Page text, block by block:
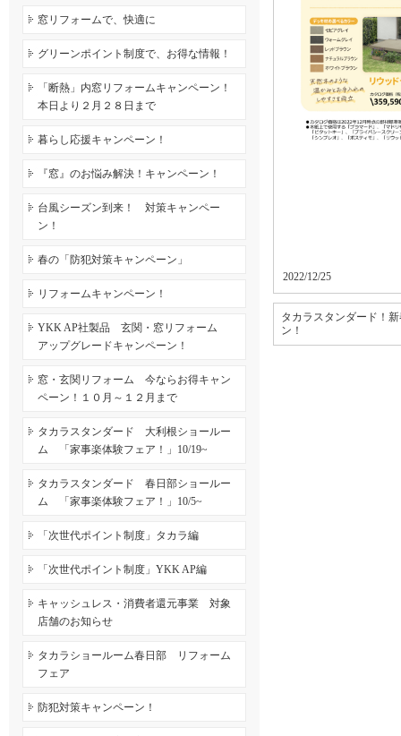
2022/12/25
タカラスタンダード！
ン！
窓リフォームで、快適に
グリーンポイント制度で、お得な情報！
「断熱」内窓リフォームキャンペーン！
本日より２月２８日まで
暮らし応援キャンペーン！
『窓』のお悩み解決！キャンペーン！
台風シーズン到来！ 対策キャンペー
ン！
春の「防犯対策キャンペーン」
リフォームキャンペーン！
YKK AP社製品 玄関・窓リフォーム
アップグレードキャンペーン！
窓・玄関リフォーム 今ならお得キャン
ペーン！１０月～１２月まで
タカラスタンダード 大利根ショールー
ム 「家事楽体験フェア！」10/19~
タカラスタンダード 春日部ショールー
ム 「家事楽体験フェア！」10/5~
「次世代ポイント制度」タカラ編
「次世代ポイント制度」YKK AP編
キャッシュレス・消費者還元事業 対象
店舗のお知らせ
タカラショールーム春日部 リフォーム
フェア
防犯対策キャンペーン！